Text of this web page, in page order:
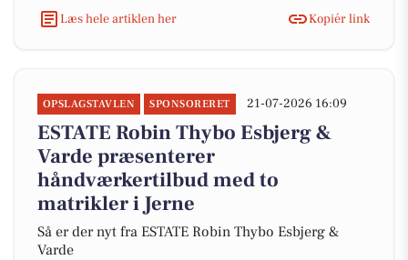
Læs hele artiklen her
Kopiér link
OPSLAGSTAVLEN SPONSORERET 21-07-2026 16:09
ESTATE Robin Thybo Esbjerg &
Varde præsenterer
håndværkertilbud med to
matrikler i Jerne
Så er der nyt fra ESTATE Robin Thybo Esbjerg &
Varde